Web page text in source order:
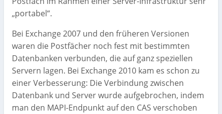
„portabel“.
Bei Exchange 2007 und den früheren Versionen
waren die Postfächer noch fest mit bestimmten
Datenbanken verbunden, die auf ganz speziellen
Servern lagen. Bei Exchange 2010 kam es schon zu
einer Verbesserung: Die Verbindung zwischen
Datenbank und Server wurde aufgebrochen, indem
man den MAPI-Endpunkt auf den CAS verschoben